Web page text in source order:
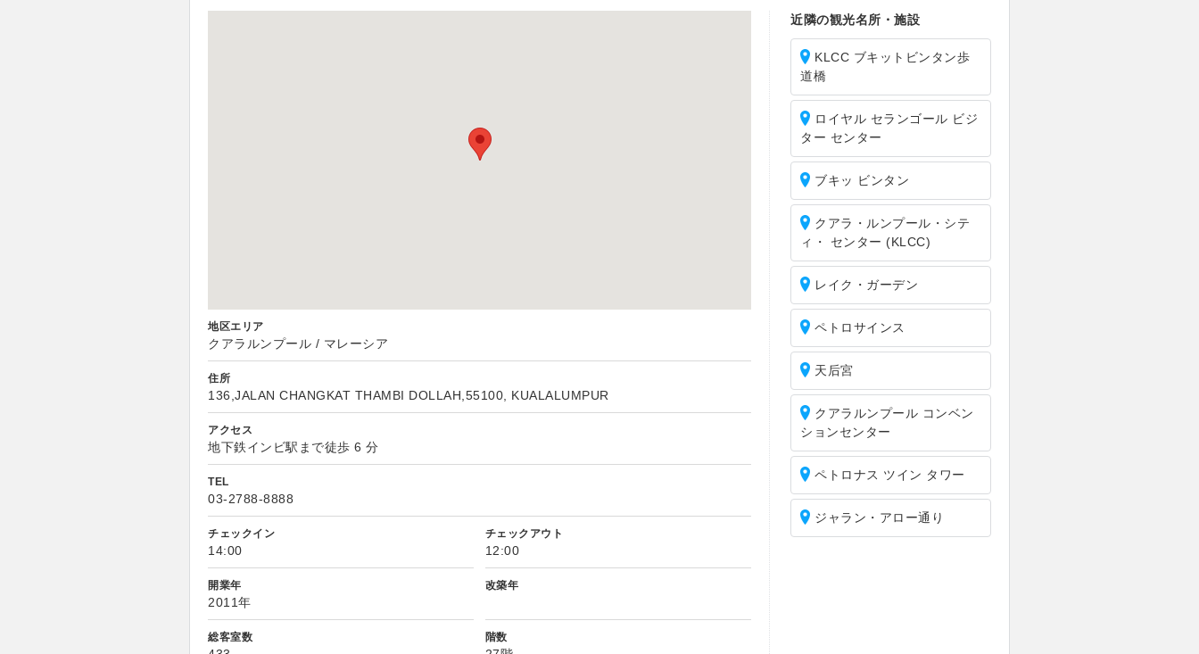
地区エリア
クアラルンプール / マレーシア
住所
136,JALAN CHANGKAT THAMBI DOLLAH,55100, KUALALUMPUR
アクセス
地下鉄インビ駅まで徒歩 6 分
TEL
03-2788-8888
チェックイン
14:00
チェックアウト
12:00
開業年
2011年
改築年
総客室数 階数
近隣の観光名所・施設
KLCC ブキットビンタン歩
道橋
ロイヤル セランゴール ビジ
ター センター
ブキッ ビンタン
クアラ・ルンプール・シテ
ィ・ センター (KLCC)
レイク・ガーデン
ペトロサインス
天后宮
クアラルンプール コンベン
ションセンター
ペトロナス ツイン タワー
ジャラン・アロー通り